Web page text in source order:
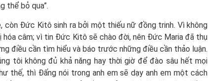
thể bỏ qua”.
còn Đức Kitô sinh ra bởi một thiếu nữ đồng trinh. Vì không
hóa câm; vì tin Đức Kitô sẽ chào đời, nên Đức Maria đã thụ
điều cần tìm hiểu và báo trước những điều cần thảo luận.
tôi không đủ khả năng hay thời giờ để đào sâu hết mọi
thế, thì Đấng nói trong anh em sẽ dạy anh em một cách